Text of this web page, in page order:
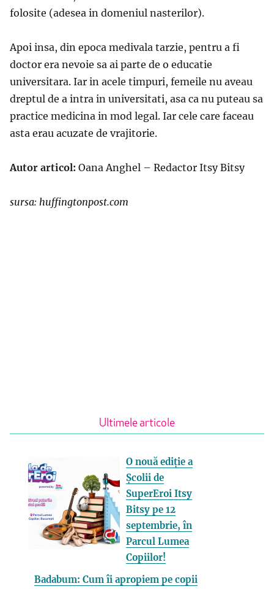
folosite (adesea in domeniul nasterilor).
Apoi insa, din epoca medivala tarzie, pentru a fi
doctor era nevoie sa ai parte de o educatie
universitara. Iar in acele timpuri, femeile nu aveau
dreptul de a intra in universitati, asa ca nu puteau sa
practice medicina in mod legal. Iar cele care faceau
asta erau acuzate de vrajitorie.
Autor articol: Oana Anghel – Redactor Itsy Bitsy
sursa: huffingtonpost.com
Ultimele articole
O nouă ediție a
Școlii de
SuperEroi Itsy
Bitsy pe 12
septembrie, în
Parcul Lumea
Copiilor!
Badabum: Cum îi apropiem pe copii